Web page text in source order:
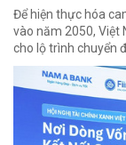
Để hiện thực hóa
vào năm 2050, Việt
cho lộ trình chuyển